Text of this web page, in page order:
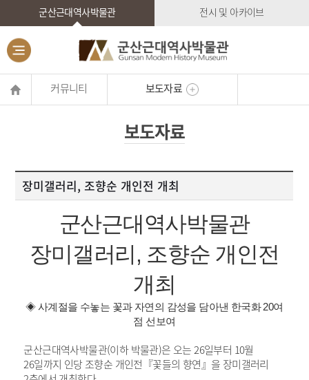
군산근대역사박물관 전시 및 아카이브
커뮤니티 보도자료
보도자료
장미갤러리, 조향순 개인전 개최
군산근대역사박물관
장미갤러리, 조향순 개인전
개최
◈ 사계절을 수놓는 꽃과 자연의 감성을 담아낸 한국화 20여
점 선보여
군산근대역사박물관(이하 박물관)은 오는 26일부터 10월
26일까지 인당 조향순 개인전『꽃들의 향연』을 장미갤러리